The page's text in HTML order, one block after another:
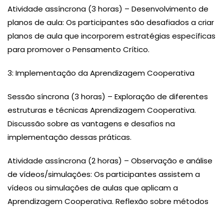
Atividade assíncrona (3 horas) – Desenvolvimento de
planos de aula: Os participantes são desafiados a criar
planos de aula que incorporem estratégias específicas
para promover o Pensamento Crítico.
3: Implementação da Aprendizagem Cooperativa
Sessão síncrona (3 horas) – Exploração de diferentes
estruturas e técnicas Aprendizagem Cooperativa.
Discussão sobre as vantagens e desafios na
implementação dessas práticas.
Atividade assíncrona (2 horas) – Observação e análise
de vídeos/simulações: Os participantes assistem a
vídeos ou simulações de aulas que aplicam a
Aprendizagem Cooperativa. Reflexão sobre métodos